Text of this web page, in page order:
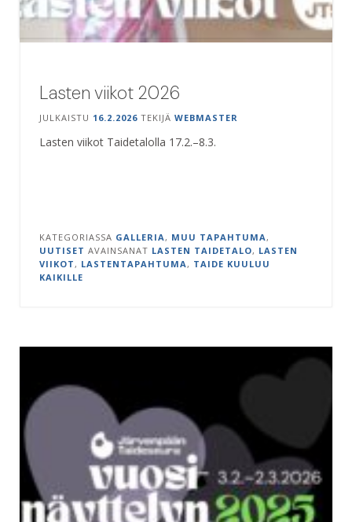
Lasten viikot 2026
JULKAISTU 16.2.2026 TEKIJÄ WEBMASTER
Lasten viikot Taidetalolla 17.2.–8.3.
KATEGORIASSA GALLERIA , MUU TAPAHTUMA ,
UUTISET AVAINSANAT LASTEN TAIDETALO, LASTEN
VIIKOT , LASTENTAPAHTUMA , TAIDE KUULUU
KAIKILLE